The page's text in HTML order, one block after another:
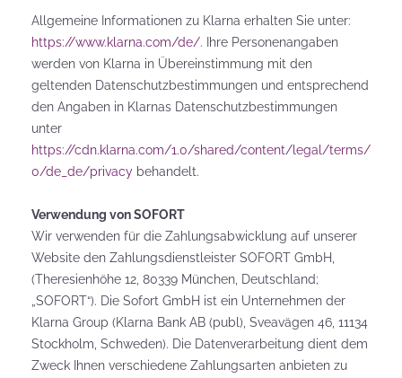
Allgemeine Informationen zu Klarna erhalten Sie unter:
https://www.klarna.com/de/. Ihre Personenangaben
werden von Klarna in Übereinstimmung mit den
geltenden Datenschutzbestimmungen und entsprechend
den Angaben in Klarnas Datenschutzbestimmungen
unter
https://cdn.klarna.com/1.0/shared/content/legal/terms/
0/de_de/privacy behandelt.
Verwendung von SOFORT
Wir verwenden für die Zahlungsabwicklung auf unserer
Website den Zahlungsdienstleister SOFORT GmbH,
(Theresienhöhe 12, 80339 München, Deutschland;
„SOFORT“). Die Sofort GmbH ist ein Unternehmen der
Klarna Group (Klarna Bank AB (publ), Sveavägen 46, 11134
Stockholm, Schweden). Die Datenverarbeitung dient dem
Zweck Ihnen verschiedene Zahlungsarten anbieten zu